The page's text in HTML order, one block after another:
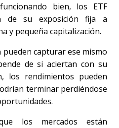
bien, los ETF
de su exposición fija a
y pequeña capitalización.
pueden capturar ese mismo
de si aciertan con su
los rendimientos pueden
terminar perdiéndose
los mercados están